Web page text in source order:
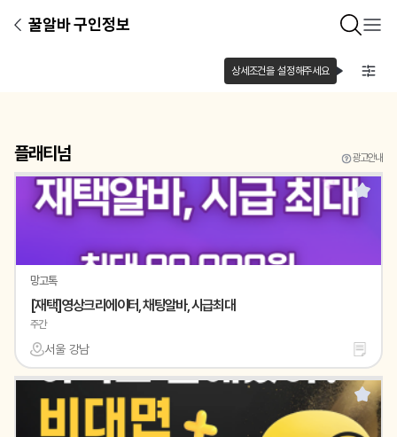
꿀알바 구인정보
상세조건을 설정해주세요
플래티넘 광고안내
망고톡
[재택]영상크리에이터, 채팅알바, 시급최대
주간
서울 강남